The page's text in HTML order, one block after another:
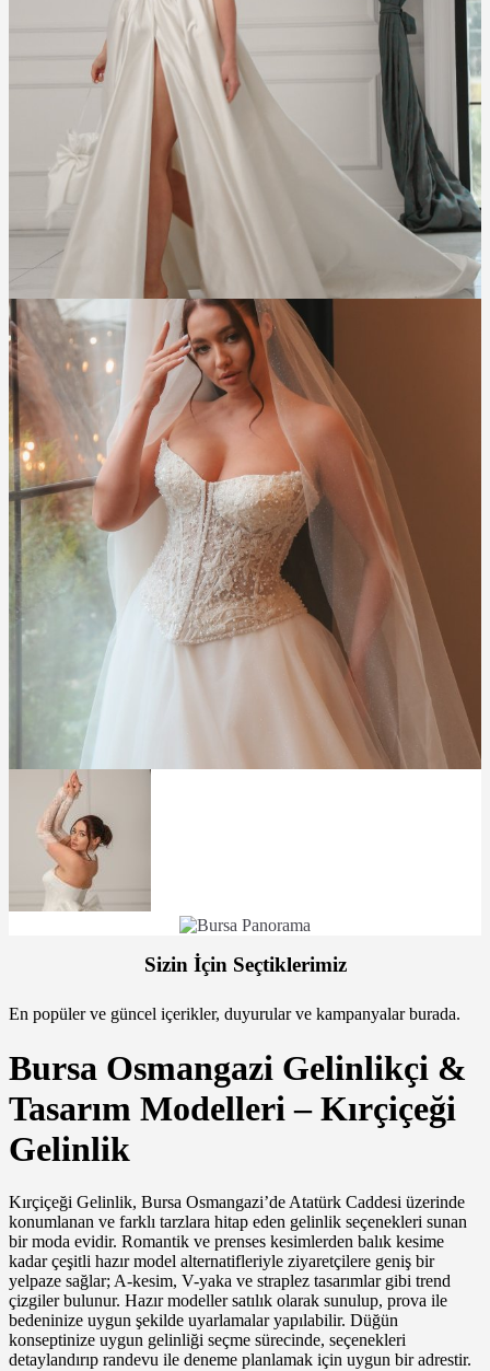
Sizin İçin Seçtiklerimiz
En popüler ve güncel içerikler, duyurular ve kampanyalar burada.
Bursa Osmangazi Gelinlikçi &
Tasarım Modelleri – Kırçiçeği
Gelinlik
Kırçiçeği Gelinlik, Bursa Osmangazi’de Atatürk Caddesi üzerinde
konumlanan ve farklı tarzlara hitap eden gelinlik seçenekleri sunan
bir moda evidir. Romantik ve prenses kesimlerden balık kesime
kadar çeşitli hazır model alternatifleriyle ziyaretçilere geniş bir
yelpaze sağlar; A-kesim, V-yaka ve straplez tasarımlar gibi trend
çizgiler bulunur. Hazır modeller satılık olarak sunulup, prova ile
bedeninize uygun şekilde uyarlamalar yapılabilir. Düğün
konseptinize uygun gelinliği seçme sürecinde, seçenekleri
detaylandırıp randevu ile deneme planlamak için uygun bir adrestir.